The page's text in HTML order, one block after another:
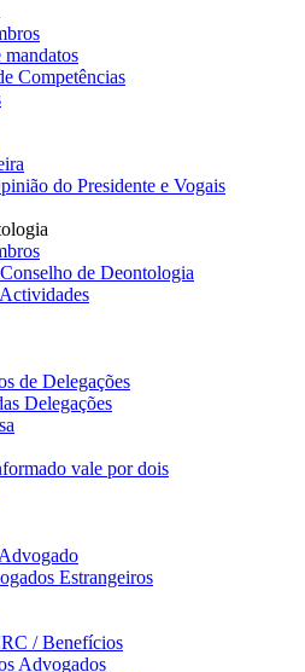
mandatos
Competências
do Presidente e Vogais
de Deontologia
de Delegações
Delegações
vale por dois
Estrangeiros
/ Benefícios
Advogados